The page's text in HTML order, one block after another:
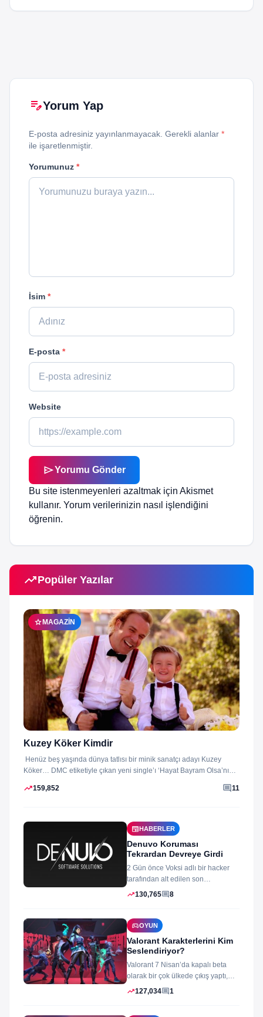
edit_noteYorum Yap
E-posta adresiniz yayınlanmayacak. Gerekli alanlar *
ile işaretlenmiştir.
Yorumunuz *
İsim *
E-posta *
Website
sendYorumu Gönder
Bu site istenmeyenleri azaltmak için Akismet
kullanır. Yorum verilerinizin nasıl işlendiğini
öğrenin.
trending_upPopüler Yazılar
star MAGAZIN
Kuzey Köker Kimdir
Henüz beş yaşında dünya tatlısı bir minik sanatçı adayı Kuzey
Köker… DMC etiketiyle çıkan yeni single’ı ‘Hayat Bayram Olsa’nın
trending_up159,852 comment11
newspaperHABERLER
Denuvo Koruması
Tekrardan Devreye Girdi
2 Gün önce Voksi adlı bir hacker
tarafından alt edilen son
dönemlerin yıkılmaz korsan
trending_up130,765comment8
sports_esportsOYUN
Valorant Karakterlerini Kim
Seslendiriyor?
Valorant 7 Nisan’da kapalı beta
olarak bir çok ülkede çıkış yaptı,
oyun izleyenler ve oynayanlar...
trending_up127,034comment1